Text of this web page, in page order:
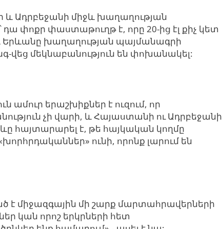
Ադրբեջանի միջև խաղաղության
փոքր փաստաթուղթ է, որը 20-ից էլ քիչ կետ
Երևանը խաղաղության պայմանագրի
վեց մեկնաբանություն են փոխանակել:
ամուր երաշխիքներ է ուզում, որ
չի վարի, և Հայաստանի ու Ադրբեջանի
հայտարարել է, թե հայկական կողմը
ունի, որոնք լարում են
է միջազգային մի շարք մարտահրավերների
կան որոշ երկրների հետ